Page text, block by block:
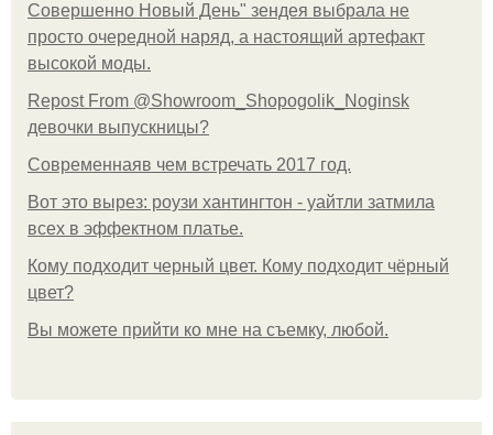
Совершенно Новый День" зендея выбрала не
просто очередной наряд, а настоящий артефакт
высокой моды.
Repost From @Showroom_Shopogolik_Noginsk
девочки выпускницы?
Современнаяв чем встречать 2017 год.
Вот это вырез: роузи хантингтон - уайтли затмила
всех в эффектном платьe.
Кому подходит черный цвет. Кому подходит чёрный
цвет?
Вы можете прийти ко мне на съемку, любой.